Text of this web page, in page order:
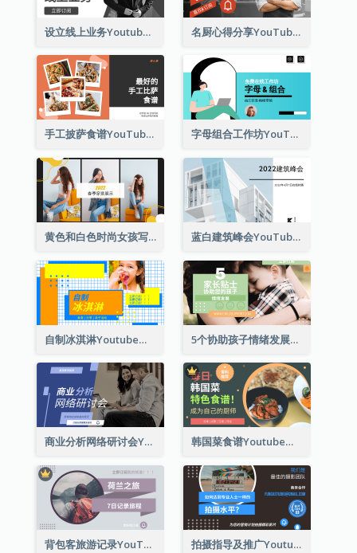
设立线上业务Youtube影片缩图 名厨心得分享YouTube影片缩图
手工披萨食谱YouTube影片缩图 字母组合工作坊YouTube影片缩图
黄色和白色时尚女孩写真穿搭展示Youtube影片缩图 蓝白建筑峰会YouTube影片缩图
自制冰淇淋Youtube影片缩图 5个协助孩子情绪发展的建议Youtube影片缩图
商业分析网络研讨会Youtube影片缩图 韩国菜食谱Youtube影片缩图
背包客旅游记录YouTube影片缩图 拍摄指导及推广Youtube影片缩图